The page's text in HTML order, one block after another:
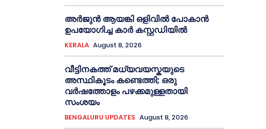
അര്‍ജുന്‍ ആയങ്കി ഒളിവില്‍ പോകാന്‍
ഉപയോഗിച്ച കാര്‍ കസ്റ്റഡിയില്‍
KERALA August 8, 2026
വീട്ടിനകത്ത് മധ്യവയസ്കയുടെ
അസ്ഥികൂടം കണ്ടെത്തി; ഒരു
വര്‍ഷത്തോളം പഴക്കമുള്ളതായി
സംശയം
BENGALURU UPDATES August 8, 2026